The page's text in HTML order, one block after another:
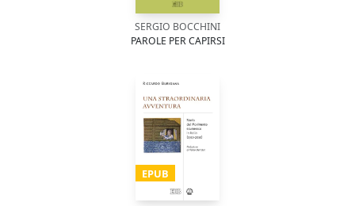
SERGIO BOCCHINI
PAROLE PER CAPIRSI
EPUB